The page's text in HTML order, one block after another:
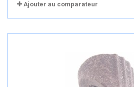
Ajouter au comparateur